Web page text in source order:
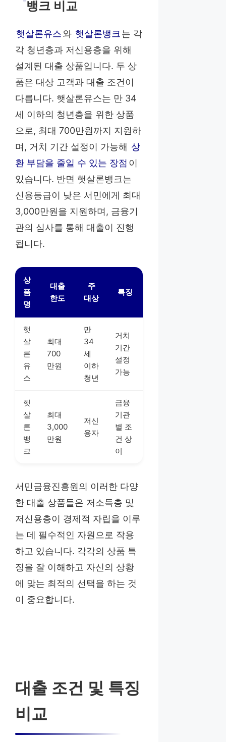
뱅크 비교
햇살론유스와 햇살론뱅크 는 각
각 청년층과 저신용층을 위해
설계된 대출 상품입니다. 두 상
품은 대상 고객과 대출 조건이
다릅니다. 햇살론유스는 만 34
세 이하의 청년층을 위한 상품
으로, 최대 700만원까지 지원하
며, 거치 기간 설정이 가능해 상
환 부담을 줄일 수 있는 장점 이
있습니다. 반면 햇살론뱅크는
신용등급이 낮은 서민에게 최대
3,000만원을 지원하며, 금융기
관의 심사를 통해 대출이 진행
됩니다.
상
품
명
대출
한도
주
대상
특징
햇
살
론
유
스
최대
700
만원
만
34
세
이하
청년
거치
기간
설정
가능
햇
살
론
뱅
크
최대
3,000
만원
저신
용자
금융
기관
별 조
건 상
이
서민금융진흥원의 이러한 다양
한 대출 상품들은 저소득층 및
저신용층이 경제적 자립을 이루
는 데 필수적인 자원으로 작용
하고 있습니다. 각각의 상품 특
징을 잘 이해하고 자신의 상황
에 맞는 최적의 선택을 하는 것
이 중요합니다.
대출 조건 및 특징
비교